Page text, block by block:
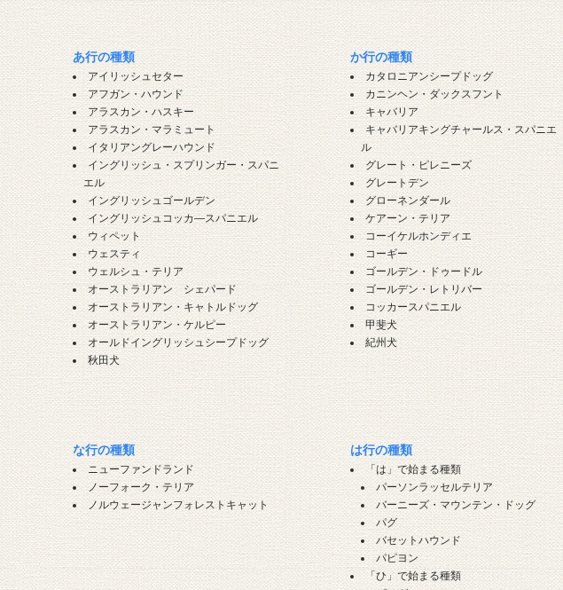
あ行の種類
アイリッシュセター
アフガン・ハウンド
アラスカン・ハスキー
アラスカン・マラミュート
イタリアングレーハウンド
イングリッシュ・スプリンガー・スパニ
エル
イングリッシュゴールデン
イングリッシュコッカ―スパニエル
ウィペット
ウェスティ
ウェルシュ・テリア
オーストラリアン シェパード
オーストラリアン・キャトルドッグ
オーストラリアン・ケルピー
オールドイングリッシュシープドッグ
秋田犬
か行の種類
カタロニアンシープドッグ
カニンヘン・ダックスフント
キャバリア
キャバリアキングチャールス・スパニエ
ル
グレート・ピレニーズ
グレートデン
グローネンダール
ケアーン・テリア
コーイケルホンディエ
コーギー
ゴールデン・ドゥードル
ゴールデン・レトリバー
コッカースパニエル
甲斐犬
紀州犬
な行の種類
ニューファンドランド
ノーフォーク・テリア
ノルウェージャンフォレストキャット
は行の種類
「は」で始まる種類
パーソンラッセルテリア
バーニーズ・マウンテン・ドッグ
パグ
バセットハウンド
パピヨン
「ひ」で始まる種類